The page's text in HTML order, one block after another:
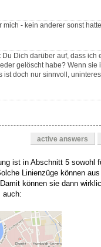
mich - kein anderer sonst
Du Dich darüber auf, dass
gelöscht habe? Wenn
ist doch nur sinnvoll,
active answers
ist in Abschnitt 5 sowohl
Linienzüge können
können sie dann
auch: